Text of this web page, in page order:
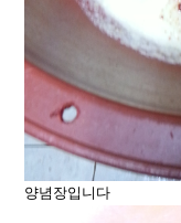
양념장입니다